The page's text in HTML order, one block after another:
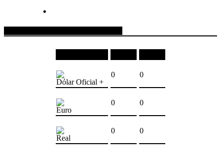
Dólar Oficial +
0 0
Euro
0 0
Real
0 0